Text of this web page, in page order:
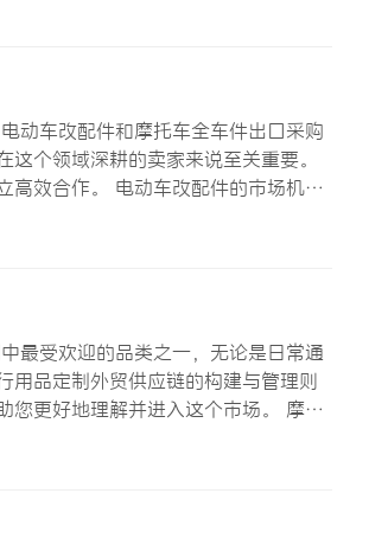
动车改配件和摩托车全车件出口采购
个领域深耕的卖家来说至关重要。
高效合作。 电动车改配件的市场机遇
最受欢迎的品类之一，无论是日常通
用品定制外贸供应链的构建与管理则
您更好地理解并进入这个市场。 摩托